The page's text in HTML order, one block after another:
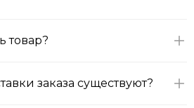
товар?
заказа существуют?